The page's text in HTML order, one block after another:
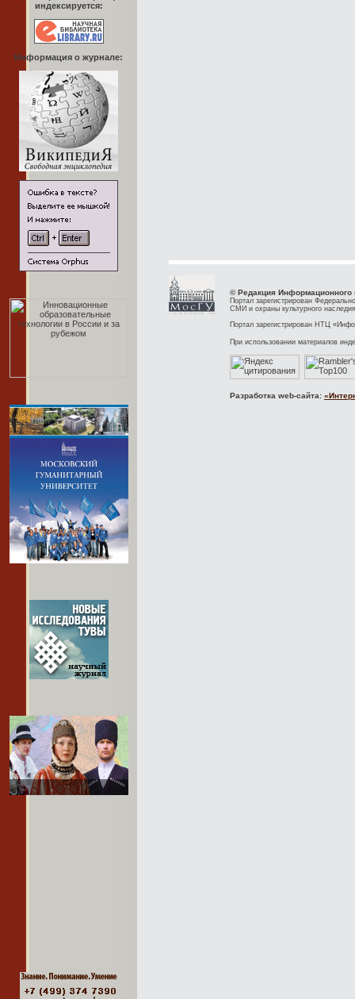
индексируется:
Информация о журнале:
© Редакция Информационного
Портал зарегистрирован
СМИ и охраны культурного
Портал зарегистрирован НТЦ
При использовании материалов
Разработка web-сайта: